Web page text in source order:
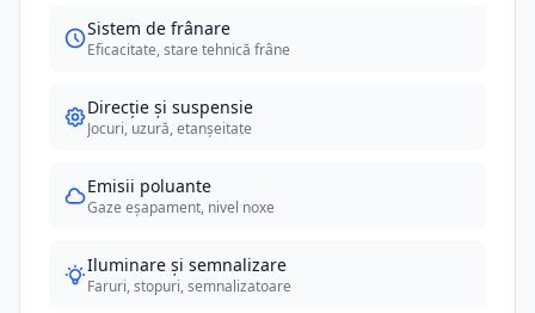
Sistem de frânare
Eficacitate, stare tehnică frâne
Direcție și suspensie
Jocuri, uzură, etanșeitate
Emisii poluante
Gaze eșapament, nivel noxe
Iluminare și semnalizare
Faruri, stopuri, semnalizatoare